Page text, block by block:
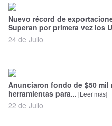
Nuevo récord de
Superan por primera vez los
24 de Julio
Anunciaron fondo de $50
herramientas para... [Leer más]
22 de Julio